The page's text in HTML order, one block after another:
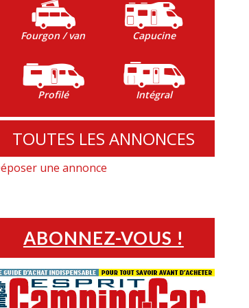
Fourgon / van Capucine
Profilé Intégral
TOUTES LES ANNONCES
une annonce
ABONNEZ-VOUS !